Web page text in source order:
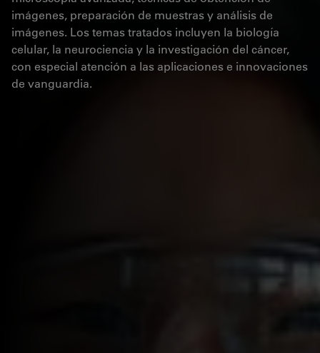
imágenes, preparación de muestras y análisis de
imágenes. Los temas tratados incluyen la biología
celular, la neurociencia y la investigación del cáncer,
con especial atención a las aplicaciones e innovaciones
de vanguardia.